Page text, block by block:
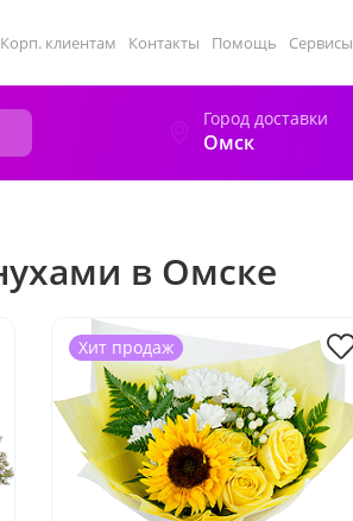
Корп. клиентам Контакты Помощь Сервисы
Город доставки
Омск
в Омске
Хит продаж